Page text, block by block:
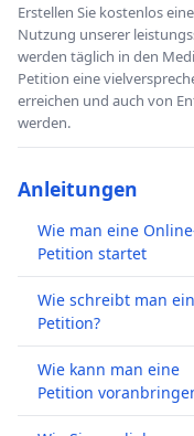
Erstellen Sie kostenlos
Nutzung unserer
werden täglich in den
Petition eine
erreichen und auch von
werden.
Anleitungen
Wie man eine
Petition startet
Wie schreibt man
Petition?
Wie kann man eine
Petition